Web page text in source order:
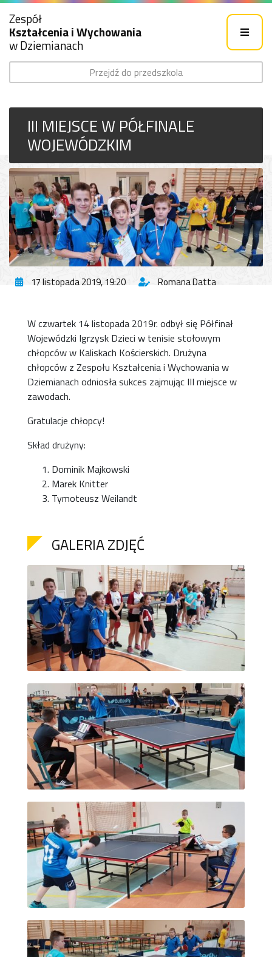
Zespół
Kształcenia i Wychowania
w Dziemianach
Przejdź do przedszkola
III MIEJSCE W PÓŁFINALE
WOJEWÓDZKIM
17 listopada 2019, 19:20 Romana Datta
W czwartek 14 listopada 2019r. odbył się Półfinał
Wojewódzki Igrzysk Dzieci w tenisie stołowym
chłopców w Kaliskach Kościerskich. Drużyna
chłopców z Zespołu Kształcenia i Wychowania w
Dziemianach odniosła sukces zajmując III miejsce w
zawodach.
Gratulacje chłopcy!
Skład drużyny:
Dominik Majkowski
Marek Knitter
Tymoteusz Weilandt
GALERIA ZDJĘĆ